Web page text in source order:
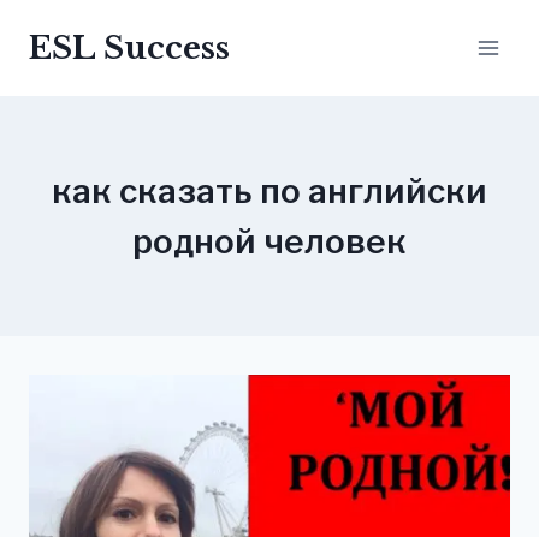
ESL Success
как сказать по английски
родной человек